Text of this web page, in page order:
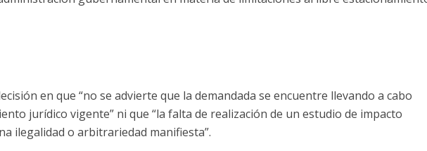
en que “no se advierte que la demandada se encuentre llevando a cabo
jurídico vigente” ni que “la falta de realización de un estudio de impacto
ilegalidad o arbitrariedad manifiesta”.